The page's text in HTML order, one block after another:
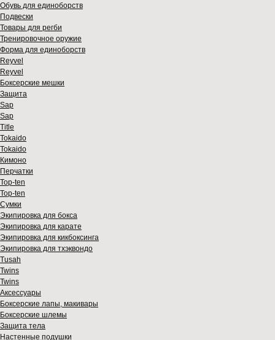
Обувь для единоборств
Подвески
Товары для регби
Тренировочное оружие
Форма для единоборств
Reyvel
Reyvel
Боксерские мешки
Защита
Sap
Sap
Title
Tokaido
Tokaido
Кимоно
Перчатки
Top-ten
Top-ten
Сумки
Экипировка для бокса
Экипировка для карате
Экипировка для кикбоксинга
Экипировка для тхэквондо
Tusah
Twins
Twins
Аксессуары
Боксерские лапы, макивары
Боксерские шлемы
Защита тела
Настенные подушки